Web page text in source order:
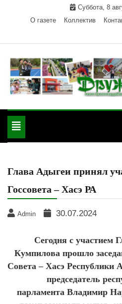
Суббота, 8
О газете
Коллектив
"Дружба"
Красногвардейского
Toggle
navigation
Глава Адыгеи принял
Госсовета – Хасэ РА
Admin 30.07.2024
Сегодня с участием
Кумпилова прошло
Совета – Хасэ Республики
председатель
парламента Владимир